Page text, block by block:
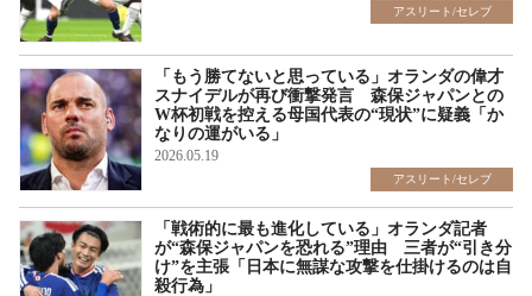
アスリート/セレブ
「もう勝てないと思っている」オランダの偉才
スナイデルが再び衝撃発言 森保ジャパンとの
W杯初戦を控える母国代表の“現状”に疑義「か
なりの運がいる」
2026.05.19
アスリート/セレブ
「戦術的に最も進化している」オランダ記者
が“森保ジャパンを恐れる”理由 三者が“引き分
け”を主張「日本に無謀な攻撃を仕掛けるのは自
殺行為」